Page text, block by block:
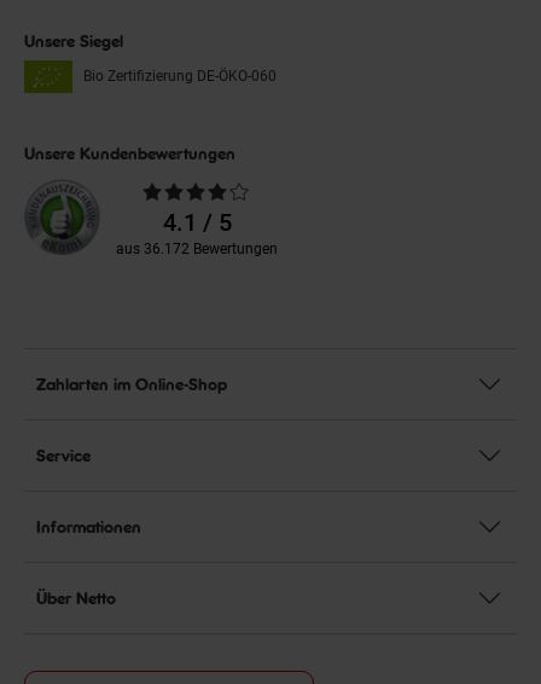
Unsere Siegel
Bio Zertifizierung DE-ÖKO-060
Unsere Kundenbewertungen
Durchschnittliche
Bewertungen4.1 / 5
aus 36.172 Bewertungen
Zahlarten im Online-Shop
Service
Informationen
Über Netto